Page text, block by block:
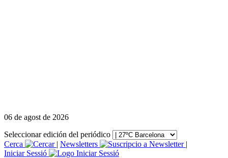
06 de agost de 2026
Seleccionar edición del periódico
Cerca
| Newsletters
|
Iniciar Sessió